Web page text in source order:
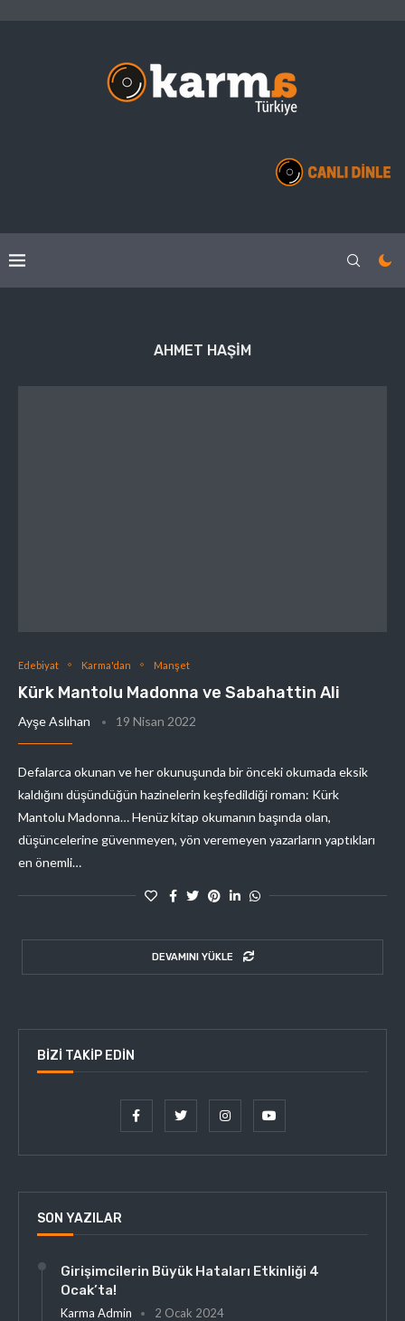
AHMET HAŞIM
Edebiyat Karma'dan Manşet
Kürk Mantolu Madonna ve Sabahattin Ali
Ayşe Aslıhan 19 Nisan 2022
Defalarca okunan ve her okunuşunda bir önceki okumada eksik
kaldığını düşündüğün hazinelerin keşfedildiği roman: Kürk
Mantolu Madonna… Henüz kitap okumanın başında olan,
düşüncelerine güvenmeyen, yön veremeyen yazarların yaptıkları
en önemli…
DEVAMINI YÜKLE
BIZI TAKIP EDIN
SON YAZILAR
Girişimcilerin Büyük Hataları Etkinliği 4
Ocak’ta!
Karma Admin 2 Ocak 2024